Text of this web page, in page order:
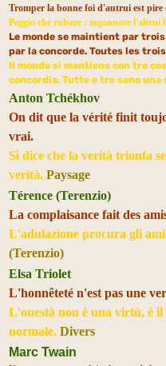
Tromper la bonne foi d'autrui est pire
Peggio che rubare : ingannare l'altrui
Le monde se maintient par
par la concorde. Toutes les
Il mondo si mantiene con tre
concordia. Tutte e tre sono una
Anton Tchékhov
On dit que la vérité finit
vrai.
Si dice che la verità trionfa
verità. Paysage
Térence (Terenzio)
La complaisance fait des
L'adulazione procura gli
(Terenzio)
Elsa Triolet
L'honnêteté n'est pas une
L'onestà non è una virtù, è
normale. Divers
Marc Twain